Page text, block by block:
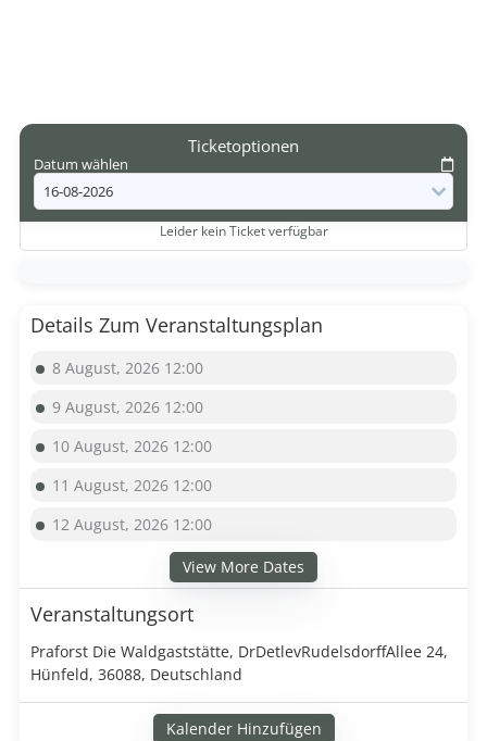
Ticketoptionen
Datum wählen
Leider kein Ticket verfügbar
Details Zum Veranstaltungsplan
8 August, 2026 12:00
9 August, 2026 12:00
10 August, 2026 12:00
11 August, 2026 12:00
12 August, 2026 12:00
View More Dates
Veranstaltungsort
Praforst Die Waldgaststätte, DrDetlevRudelsdorffAllee 24,
Hünfeld, 36088, Deutschland
Kalender Hinzufügen